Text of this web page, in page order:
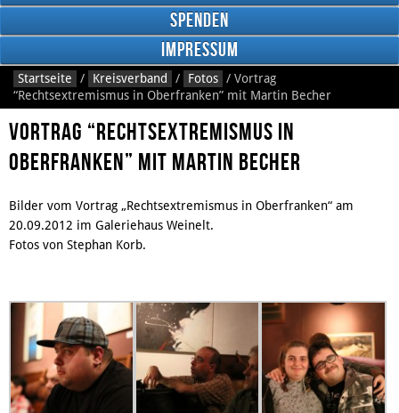
Facebook
Plus
RSS
Feed
Spenden
Impressum
Startseite / Kreisverband / Fotos / Vortrag
“Rechtsextremismus in Oberfranken” mit Martin Becher
Vortrag “Rechtsextremismus in
Oberfranken” mit Martin Becher
Bilder vom Vortrag „Rechtsextremismus in Oberfranken“ am
20.09.2012 im Galeriehaus Weinelt.
Fotos von Stephan Korb.